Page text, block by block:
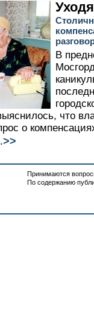
В
что
о
>>
Принимаются
По содержанию